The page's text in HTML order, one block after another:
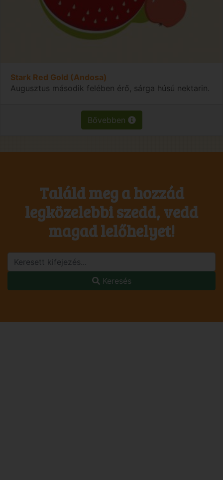
Stark Red Gold (Andosa)
Augusztus második felében érő, sárga húsú nektarin.
Bővebben
Találd meg a hozzád
legközelebbi szedd, vedd
magad lelőhelyet!
Keresés